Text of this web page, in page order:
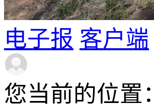
电子报 客户端
您当前的位置：